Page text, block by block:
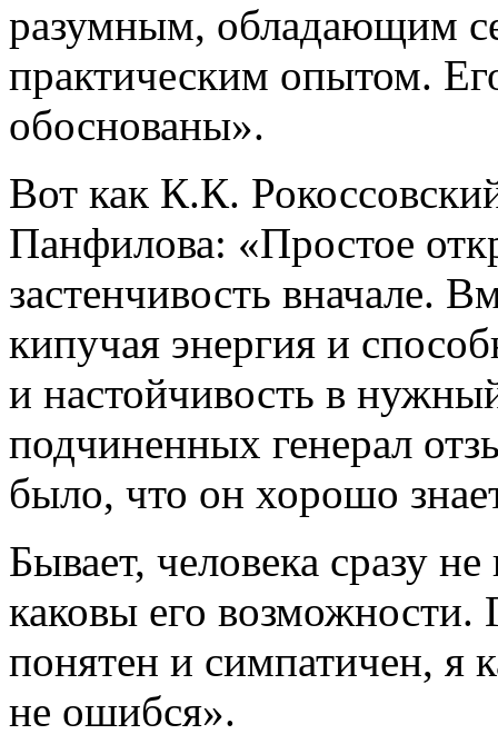
разумным, обладающим
практическим опытом.
обоснованы».
Вот как К.К.
Панфилова: «Простое
застенчивость вначале.
кипучая энергия и
и настойчивость в
подчиненных генерал
было, что он хорошо
Бывает, человека сразу
каковы его
понятен и симпатичен, я
не ошибся».